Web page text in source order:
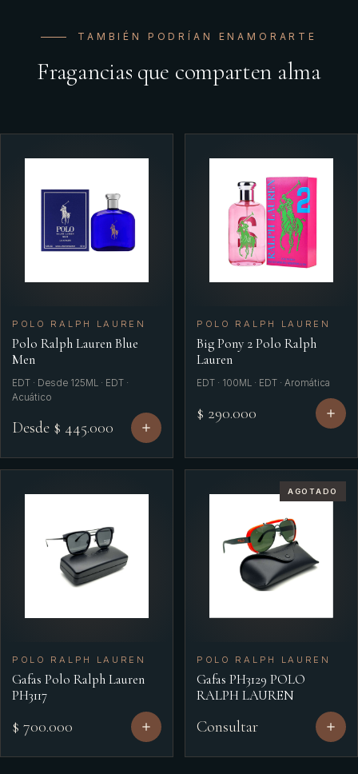
TAMBIÉN PODRÍAN ENAMORARTE
Fragancias que comparten alma
POLO RALPH LAUREN
Polo Ralph Lauren Blue
Men
EDT · Desde 125ML · EDT ·
Acuático
Desde $ 445.000
POLO RALPH LAUREN
Big Pony 2 Polo Ralph
Lauren
EDT · 100ML · EDT · Aromática
$ 290.000
POLO RALPH LAUREN
Gafas Polo Ralph Lauren
PH3117
$ 700.000
AGOTADO
POLO RALPH LAUREN
Gafas PH3129 POLO
RALPH LAUREN
Consultar